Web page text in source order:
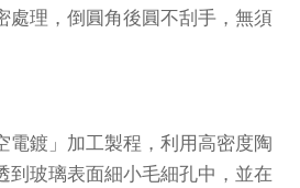
處理，倒圓角後圓不刮手，無須
電鍍」加工製程，利用高密度陶
到玻璃表面細小毛細孔中，並在